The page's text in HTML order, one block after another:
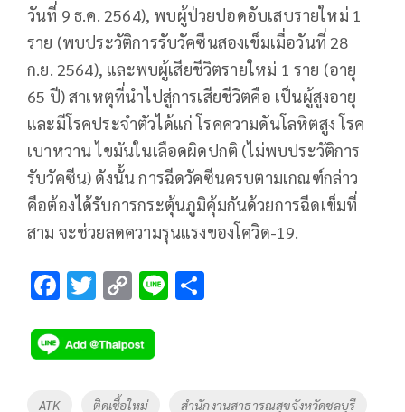
วันที่ 9 ธ.ค. 2564), พบผู้ป่วยปอดอับเสบรายใหม่ 1
ราย (พบประวัติการรับวัคซีนสองเข็มเมื่อวันที่ 28
ก.ย. 2564), และพบผู้เสียชีวิตรายใหม่ 1 ราย (อายุ
65 ปี) สาเหตุที่นำไปสู่การเสียชีวิตคือ เป็นผู้สูงอายุ
และมีโรคประจำตัวได้แก่ โรคความดันโลหิตสูง โรค
เบาหวาน ไขมันในเลือดผิดปกติ (ไม่พบประวัติการ
รับวัคซีน) ดังนั้น การฉีดวัคซีนครบตามเกณฑ์กล่าว
คือต้องได้รับการกระตุ้นภูมิคุ้มกันด้วยการฉีดเข็มที่
สาม จะช่วยลดความรุนแรงของโควิด-19.
F
e
b
o
T
tt
er
C
p
y
Li
Li
Tags
ATK ติดเชื้อใหม่ สำนักงานสาธารณสุขจังหวัดชลบุรี